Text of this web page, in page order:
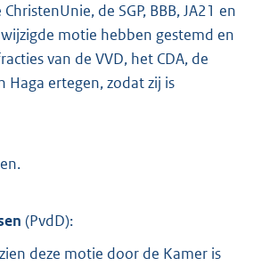
de SGP, BBB, JA21 en
motie hebben gestemd en
van de VVD, het CDA, de
Haga ertegen, zodat zij is
(PvdD):
deze motie door de Kamer is